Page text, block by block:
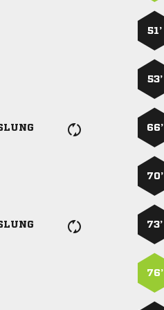
51’
53’
66’
70’
73’
76’